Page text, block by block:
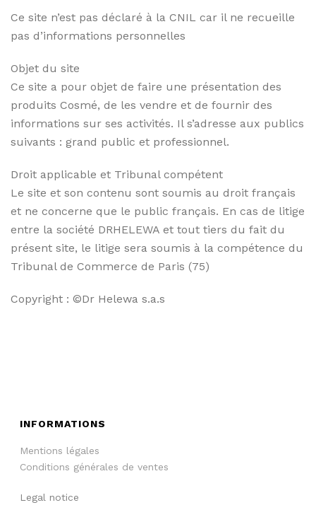
Ce site n’est pas déclaré à la CNIL car il ne recueille
pas d’informations personnelles
Objet du site
Ce site a pour objet de faire une présentation des
produits Cosmé, de les vendre et de fournir des
informations sur ses activités. Il s’adresse aux publics
suivants : grand public et professionnel.
Droit applicable et Tribunal compétent
Le site et son contenu sont soumis au droit français
et ne concerne que le public français. En cas de litige
entre la société DRHELEWA et tout tiers du fait du
présent site, le litige sera soumis à la compétence du
Tribunal de Commerce de Paris (75)
Copyright : ©Dr Helewa s.a.s
INFORMATIONS
Mentions légales
Conditions générales de ventes
Legal notice